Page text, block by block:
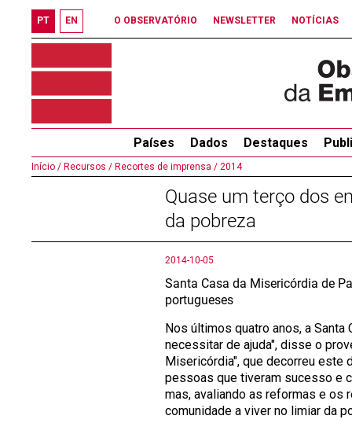
PT EN O OBSERVATÓRIO NEWSLETTER NOTÍCIAS
Países Dados Destaques
Início / Recursos / Recortes de imprensa / 2014
Quase um terço dos
da pobreza
2014-10-05
Santa Casa da Misericórdia de
portugueses
Nos últimos quatro anos, a
necessitar de ajuda", disse o
Misericórdia", que decorreu este
pessoas que tiveram sucesso e
mas, avaliando as reformas e os
comunidade a viver no limiar da